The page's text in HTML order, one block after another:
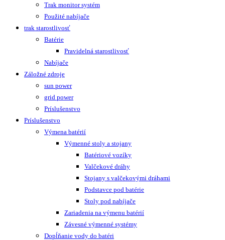
Trak monitor systém
Použité nabíjače
trak starostlivosť
Batérie
Pravidelná starostlivosť
Nabíjače
Záložné zdroje
sun power
grid power
Príslušenstvo
Príslušenstvo
Výmena batérií
Výmenné stoly a stojany
Batériové vozíky
Valčekové dráhy
Stojany s valčekovými dráhami
Podstavce pod batérie
Stoly pod nabíjače
Zariadenia na výmenu batérií
Závesné výmenné systémy
Dopĺňanie vody do batéri